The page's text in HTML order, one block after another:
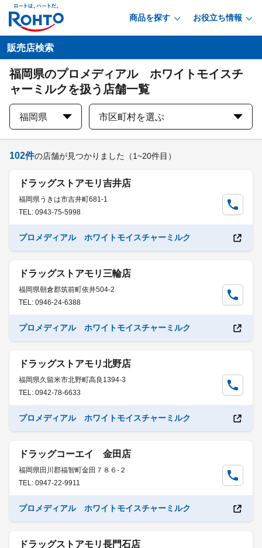
商品を探す お役立ち情報
販売店検索
福岡県のプロメディアル ホワイトモイスチ
ャーミルクを扱う店舗一覧
福岡県 市区町村を選ぶ
102件の店舗が見つかりました （1~20件目）
ドラッグストアモリ吉井店
福岡県うきは市吉井町681-1
TEL: 0943-75-5998
プロメディアル ホワイトモイスチャーミルク
ドラッグストアモリ三輪店
福岡県朝倉郡筑前町依井504-2
TEL: 0946-24-6388
プロメディアル ホワイトモイスチャーミルク
ドラッグストアモリ北野店
福岡県久留米市北野町高良1394-3
TEL: 0942-78-6633
プロメディアル ホワイトモイスチャーミルク
ドラッグコーエイ 金田店
福岡県田川郡福智町金田７８６-２
TEL: 0947-22-9911
プロメディアル ホワイトモイスチャーミルク
ドラッグストアモリ長門石店